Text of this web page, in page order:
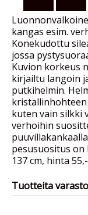
kangas esim.
Konekudottu
jossa
Kuvion korkeus
kirjailtu langoin
putkihelmin.
kuten vain silkki
verhoihin
pesusuositus on
137 cm, hinta
Tuotteita